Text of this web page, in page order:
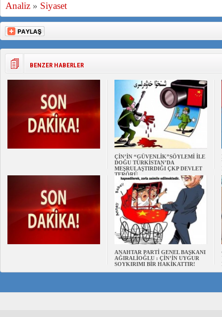
Analiz » Siyaset
BENZER HABERLER
ÇİN’İN “GÜVENLİK”SÖYLEMİ İLE
DOĞU TÜRKİSTAN’DA
MEŞRULAŞTIRDIĞI ÇKP DEVLET
TERÖRÜ
ANAHTAR PARTİ GENEL BAŞKANI
AĞIRALİOĞLU : ÇİN’İN UYGUR
SOYKIRIMI BİR HAKİKATTIR!